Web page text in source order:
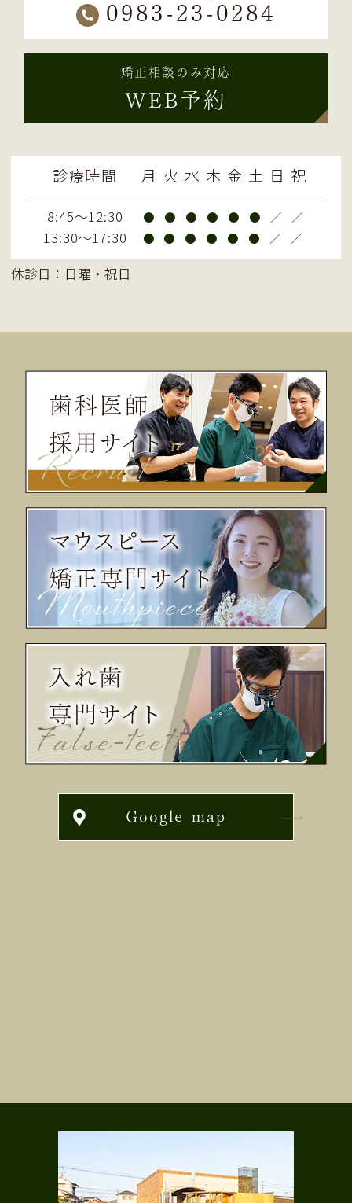
0983-23-0284
矯正相談のみ対応
WEB予約
診療時間 月 火 水 木 金 土 日 祝
8:45～12:30 ● ● ● ● ● ● ／ ／
13:30～17:30 ● ● ● ● ● ● ／ ／
休診日：日曜・祝日
Google map